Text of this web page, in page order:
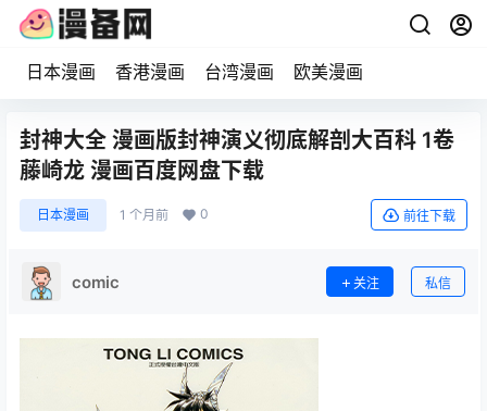
日本漫画 香港漫画 台湾漫画 欧美漫画
封神大全 漫画版封神演义彻底解剖大百科 1卷
藤崎龙 漫画百度网盘下载
日本漫画 1 个月前 0 前往下载
comic 关注 私信